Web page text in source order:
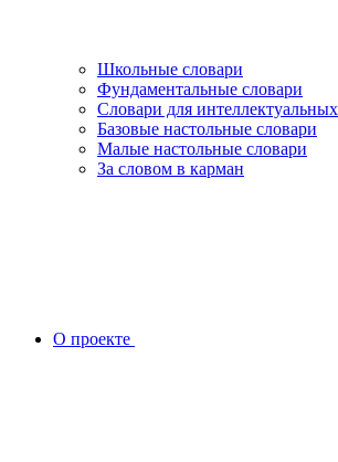
Школьные словари
Фундаментальные словари
Словари для
Базовые настольные словари
Малые настольные словари
За словом в карман
О проекте